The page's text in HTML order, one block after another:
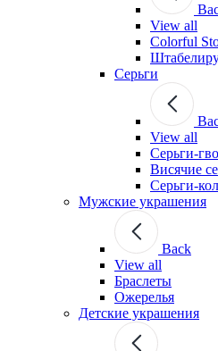
View all
Colorful
Серьги
View all
Серьги-
Висячие
Серьги-
Мужские украшения
Back
View all
Браслеты
Ожерелья
Детские украшения